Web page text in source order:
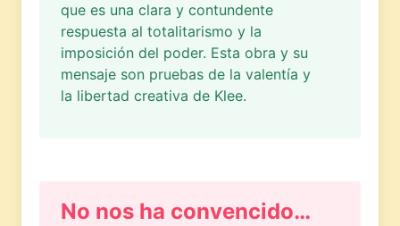
que es una clara y contundente
respuesta al totalitarismo y la
imposición del poder. Esta obra y su
mensaje son pruebas de la valentía y
la libertad creativa de Klee.
No nos ha convencido…